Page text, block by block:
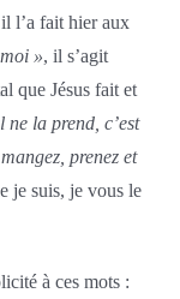
l’a fait hier aux
», il s’agit
que Jésus fait et
ne la prend, c’est
prenez et
je suis, je vous le
à ces mots :